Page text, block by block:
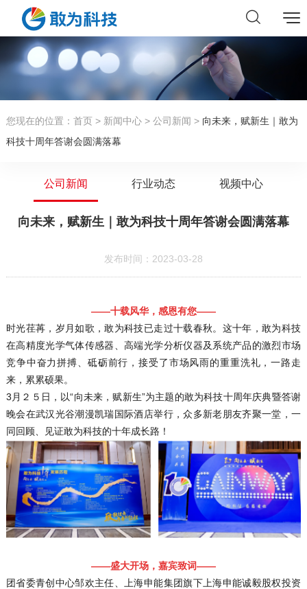
您现在的位置： 首页> 新闻中心> 公司新闻 > 向未来，赋新生｜敢为
科技十周年答谢会圆满落幕
公司新闻 行业动态 视频中心
向未来，赋新生｜敢为科技十周年答谢会圆满落幕
发布时间：2023-03-28
——十载风华，感恩有您——
时光荏苒，岁月如歌，敢为科技已走过十载春秋。这十年，敢为科技
在高精度光学气体传感器、高端光学分析仪器及系统产品的激烈市场
竞争中奋力拼搏、砥砺前行，接受了市场风雨的重重洗礼，一路走
来，累累硕果。
3月２５日，以“向未来，赋新生”为主题的敢为科技十周年庆典暨答谢
晚会在武汉光谷潮漫凯瑞国际酒店举行，众多新老朋友齐聚一堂，一
同回顾、见证敢为科技的十年成长路！
——盛大开场，嘉宾致词——
团省委青创中心邹欢主任、上海申能集团旗下上海申能诚毅股权投资